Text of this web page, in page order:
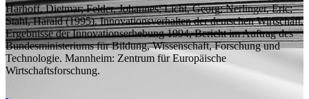
Harhoff, Dietmar;Felder, Johannes; Licht, Georg; Nerlinger, Eric;
Stahl, Harald(1995).Innovationsverhalten der deutschen Wirtschaft.
Ergebnisse der Innovationserhebung 1994, Bericht im Auftrag des
Bundesministeriums für Bildung, Wissenschaft, Forschung und
Technologie. Mannheim: Zentrum für Europäische
Wirtschaftsforschung.